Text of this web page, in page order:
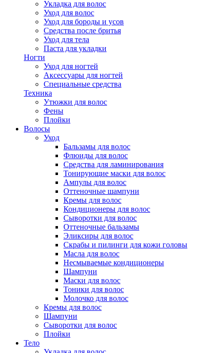
Укладка для волос
Уход для волос
Уход для бороды и усов
Средства после бритья
Уход для тела
Паста для укладки
Ногти
Уход для ногтей
Аксессуары для ногтей
Специальные средства
Техника
Утюжки для волос
Фены
Плойки
Волосы
Уход
Бальзамы для волос
Флюиды для волос
Средства для ламинирования
Тонирующие маски для волос
Ампулы для волос
Оттеночные шампуни
Кремы для волос
Кондиционеры для волос
Сыворотки для волос
Оттеночные бальзамы
Эликсиры для волос
Скрабы и пилинги для кожи головы
Масла для волос
Несмываемые кондиционеры
Шампуни
Маски для волос
Тоники для волос
Молочко для волос
Кремы для волос
Шампуни
Сыворотки для волос
Плойки
Тело